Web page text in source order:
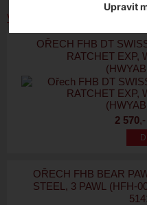
Upravit
Vybrat dle výrobce
OŘECH FHB DT
RATCHET EXP,
2 570
OŘECH FHB BEAR
STEEL, 3 PAWL (HFH-